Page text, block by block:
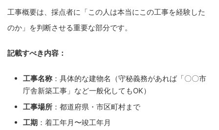
工事概要は、採点者に「この人は本当にこの工事を経験した
のか」を判断させる重要な部分です。
記載すべき内容：
工事名称：具体的な建物名（守秘義務があれば「〇〇市
庁舎新築工事」など一般化してもOK）
工事場所 ：都道府県・市区町村まで
工期 ：着工年月〜竣工年月